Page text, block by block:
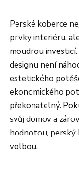
Perské koberce
prvky interiéru,
moudrou
designu není
estetického
ekonomického
překonatelný.
svůj domov a
hodnotou, perský
volbou.